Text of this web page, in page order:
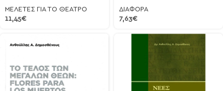
ΜΕΛΕΤΕΣ ΓΙΑ ΤΟ ΘΕΑΤΡΟ
11,45€
ΔΙΑΦΟΡΑ
7,63€